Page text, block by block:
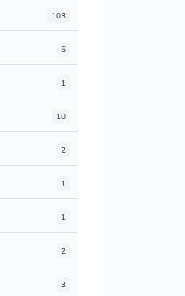
103
5
1
10
2
1
1
2
3